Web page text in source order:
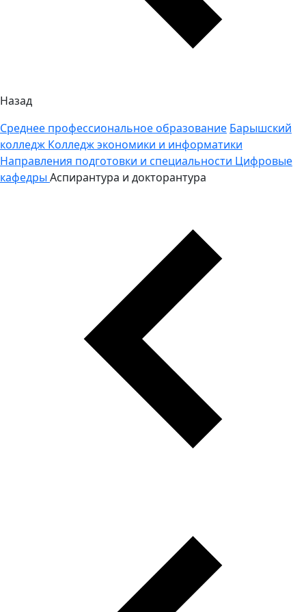
Назад
Среднее профессиональное образование Барышский
колледж Колледж экономики и информатики
Направления подготовки и специальности Цифровые
кафедры Аспирантура и докторантура